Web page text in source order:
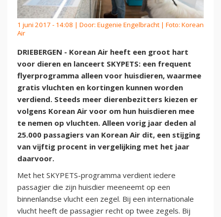
1 juni 2017 - 14:08 | Door: Eugenie Engelbracht | Foto: Korean
Air
DRIEBERGEN - Korean Air heeft een groot hart
voor dieren en lanceert SKYPETS: een frequent
flyerprogramma alleen voor huisdieren, waarmee
gratis vluchten en kortingen kunnen worden
verdiend. Steeds meer dierenbezitters kiezen er
volgens Korean Air voor om hun huisdieren mee
te nemen op vluchten. Alleen vorig jaar deden al
25.000 passagiers van Korean Air dit, een stijging
van vijftig procent in vergelijking met het jaar
daarvoor.
Met het SKYPETS-programma verdient iedere
passagier die zijn huisdier meeneemt op een
binnenlandse vlucht een zegel. Bij een internationale
vlucht heeft de passagier recht op twee zegels. Bij